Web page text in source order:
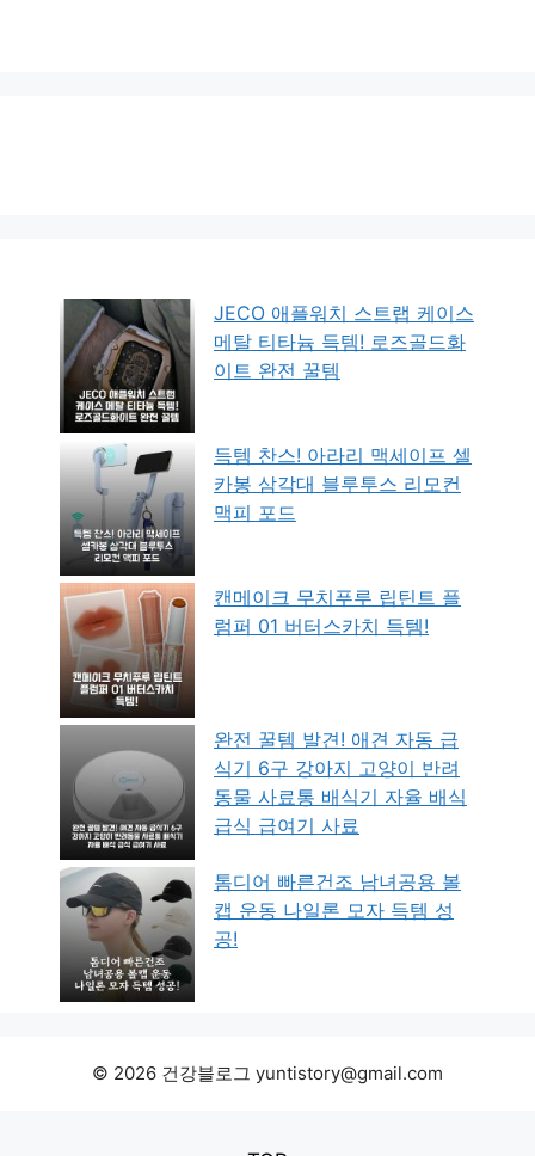
JECO 애플워치 스트랩 케이스
메탈 티타늄 득템! 로즈골드화
이트 완전 꿀템
득템 찬스! 아라리 맥세이프 셀
카봉 삼각대 블루투스 리모컨
맥피 포드
캔메이크 무치푸루 립틴트 플
럼퍼 01 버터스카치 득템!
완전 꿀템 발견! 애견 자동 급
식기 6구 강아지 고양이 반려
동물 사료통 배식기 자율 배식
급식 급여기 사료
톰디어 빠른건조 남녀공용 볼
캡 운동 나일론 모자 득템 성
공!
© 2026 건강블로그 yuntistory@gmail.com